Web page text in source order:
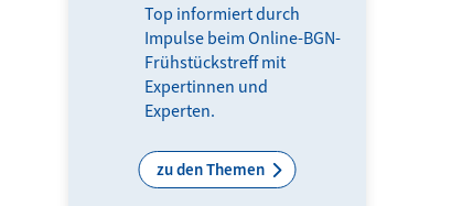
Top informiert durch
Impulse beim Online-BGN-
Frühstückstreff mit
Expertinnen und
Experten.
zu den Themen